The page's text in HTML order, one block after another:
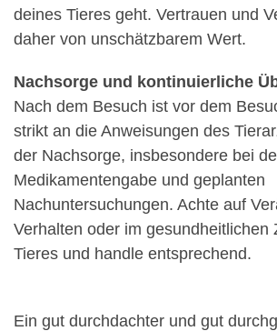
deines Tieres geht. Vertrauen und
daher von unschätzbarem Wert.
Nachsorge und kontinuierliche
Nach dem Besuch ist vor dem
strikt an die Anweisungen des
der Nachsorge, insbesondere bei
Medikamentengabe und geplanten
Nachuntersuchungen. Achte auf
Verhalten oder im gesundheitlichen
Tieres und handle entsprechend.
Ein gut durchdachter und gut